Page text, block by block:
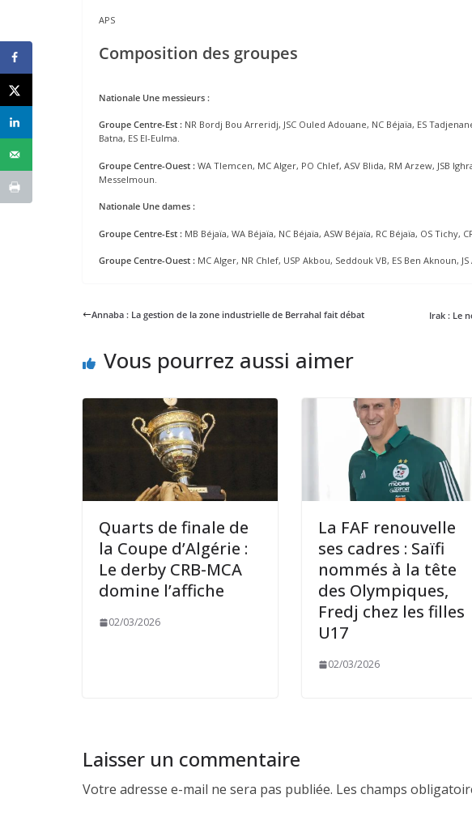
APS
Composition des groupes
Nationale Une messieurs :
Groupe Centre-Est : NR Bordj Bou Arreridj, JSC Ouled Adouane, NC Béjaïa, ES
Batna, ES El-Eulma.
Groupe Centre-Ouest : WA Tlemcen, MC Alger, PO Chlef, ASV Blida, RM Arzew, JSB
Messelmoun.
Nationale Une dames :
Groupe Centre-Est : MB Béjaïa, WA Béjaïa, NC Béjaïa, ASW Béjaïa, RC Béjaïa, OS Tichy,
Groupe Centre-Ouest : MC Alger, NR Chlef, USP Akbou, Seddouk VB, ES Ben Aknoun,
Annaba : La gestion de la zone industrielle de Berrahal fait débat Irak : Le
Vous pourrez aussi aimer
Quarts de finale de
la Coupe d’Algérie :
Le derby CRB-MCA
domine l’affiche
02/03/2026
La FAF renouvelle
ses cadres : Saïfi
nommés à la tête
des Olympiques,
Fredj chez les filles
U17
02/03/2026
Laisser un commentaire
Votre adresse e-mail ne sera pas publiée. Les champs